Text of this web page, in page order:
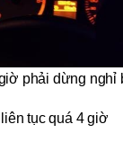
phải dừng
tục quá 4 giờ